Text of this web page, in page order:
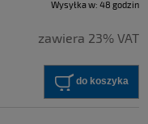
Wysyłka w: 48 godzin
zawiera 23% VAT
do koszyka